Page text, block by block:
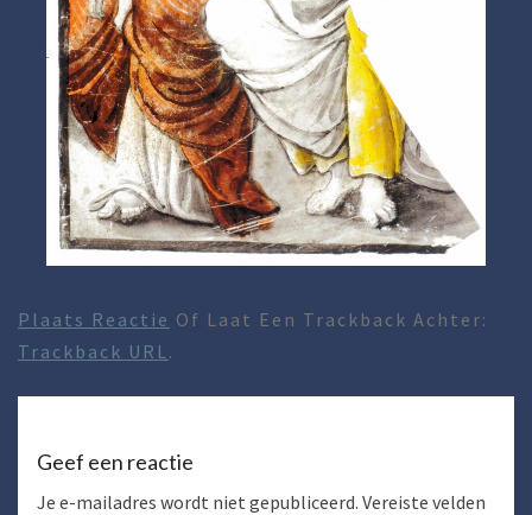
Plaats Reactie Of Laat Een Trackback Achter:
Trackback URL.
Geef een reactie
Je e-mailadres wordt niet gepubliceerd. Vereiste velden